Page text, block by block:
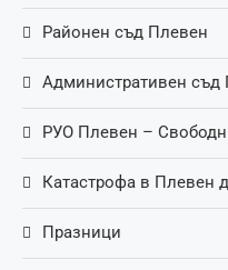
Районен съд Плевен
Административен съд
РУО Плевен –
Катастрофа в Плевен
Празници